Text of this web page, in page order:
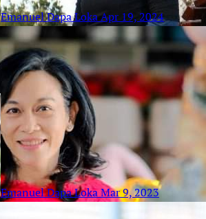
Emanuel Dapa LokaApr 19, 2024
Emanuel Dapa LokaMar 9, 2023